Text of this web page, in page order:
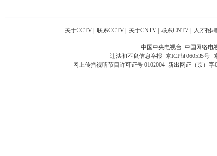
关于CCTV 联系CCTV 关于CNTV 联系CNTV 人才招聘
中国中央电视台 中国网络电
违法和不良信息举报 京ICP证060535号
网上传播视听节目许可证号 0102004 新出网证（京）